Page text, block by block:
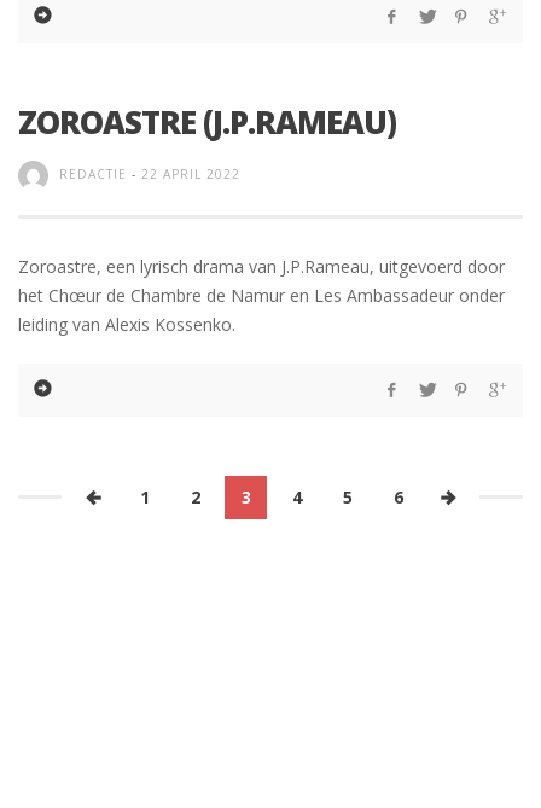
ZOROASTRE (J.P.RAMEAU)
REDACTIE - 22 APRIL 2022
Zoroastre, een lyrisch drama van J.P.Rameau, uitgevoerd door
het Chœur de Chambre de Namur en Les Ambassadeur onder
leiding van Alexis Kossenko.
1 2 3 4 5 6